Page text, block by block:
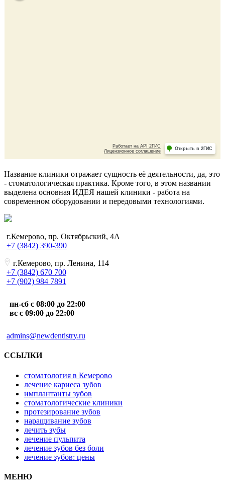
Название клиники отражает сущность её деятельности, да, это
- стоматологическая практика. Кроме того, в этом названии
выделена основная ИДЕЯ нашей клиники - работа на
современном оборудовании и передовыми технологиями.
г.Кемерово, пр. Октябрьский, 4А
+7 (3842) 390-390
г.Кемерово, пр. Ленина, 114
+7 (3842) 670 700
+7 (902) 984 7891
пн-сб с 08:00 до 22:00
вс с 09:00 до 22:00
admins@newdentistry.ru
ССЫЛКИ
стоматология в Кемерово
лечение кариеса зубов
имплантанты зубов
стоматологические клиники
протезирование зубов
наращивание зубов
лечить зубы
лечение пульпита
лечение зубов без боли
лечение зубов: цены
МЕНЮ